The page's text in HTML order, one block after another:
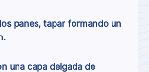
panes, tapar formando un
una capa delgada de